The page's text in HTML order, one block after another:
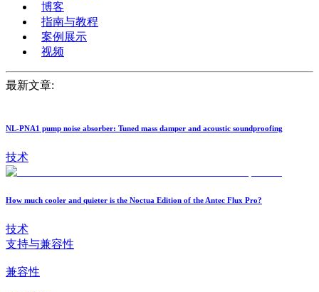
博客
指南与教程
案例展示
视频
最新文章:
NL-PNA1 pump noise absorber: Tuned mass damper and acoustic soundproofing
技术
How much cooler and quieter is the Noctua Edition of the Antec Flux Pro?
技术
支持与兼容性
兼容性